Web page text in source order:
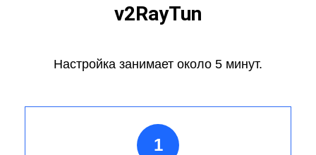
v2RayTun
Настройка занимает около 5 минут.
1